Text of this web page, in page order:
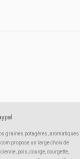
graines potagères, aromatiques
propose un large choix de
pois, courge, courgette,